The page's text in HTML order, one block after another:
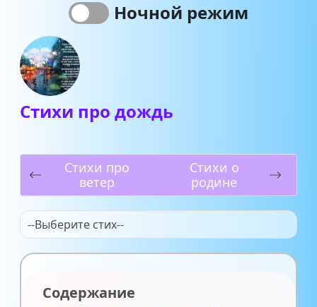
Ночной режим
Стихи про дождь
Стихи про
ветер
Стихи о
родине
--Выберите стих--
Содержание